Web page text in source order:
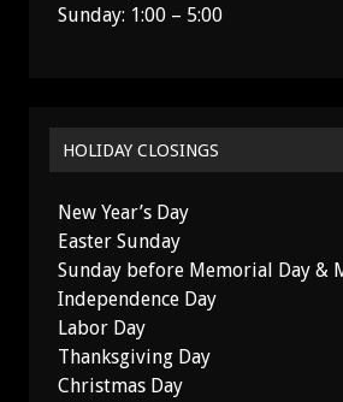
Sunday: 1:00 – 5:00
HOLIDAY CLOSINGS
New Year’s Day
Easter Sunday
Sunday before Memorial Day &
Independence Day
Labor Day
Thanksgiving Day
Christmas Day